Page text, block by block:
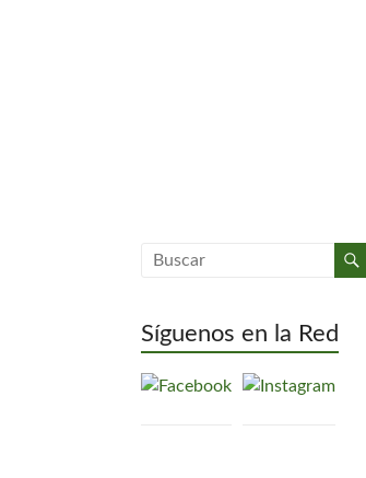
Síguenos en la Red